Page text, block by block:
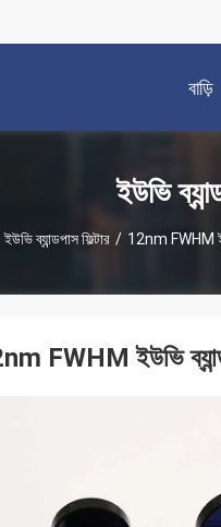
বাড়ি
ইউভি
ইউভি ব্যান্ডপাস ফিল্টার / 12nm FWHM
FWHM ইউভি